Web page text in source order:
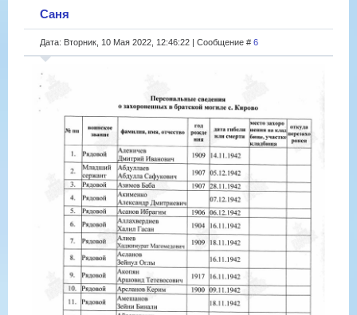
Саня
Дата: Вторник, 10 Мая 2022, 12:46:22 | Сообщение # 6